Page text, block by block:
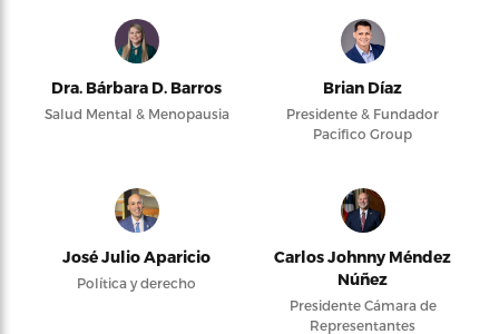
Dra. Bárbara D. Barros
Salud Mental & Menopausia
Brian Díaz
Presidente & Fundador
Pacifico Group
José Julio Aparicio
Política y derecho
Carlos Johnny Méndez
Núñez
Presidente Cámara de
Representantes